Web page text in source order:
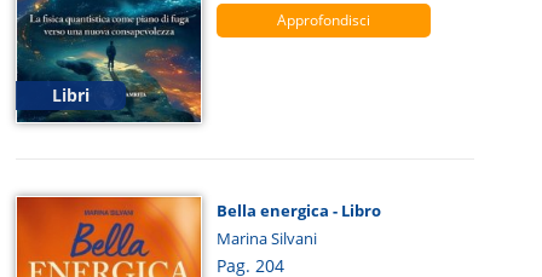
Libri
Approfondisci
Bella energica - Libro
Marina Silvani
Pag. 204